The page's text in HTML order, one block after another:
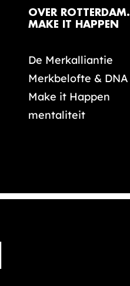
OVER ROTTERDAM.
MAKE IT HAPPEN
De Merkalliantie
Merkbelofte & DNA
Make it Happen
mentaliteit